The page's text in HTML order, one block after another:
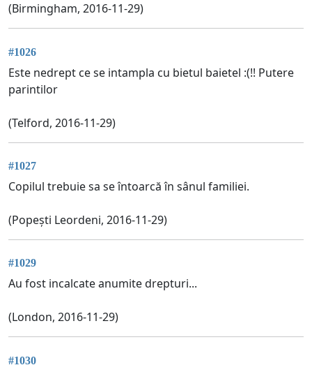
(Birmingham, 2016-11-29)
#1026
Este nedrept ce se intampla cu bietul baietel :(!! Putere
parintilor
(Telford, 2016-11-29)
#1027
Copilul trebuie sa se întoarcă în sânul familiei.
(Popești Leordeni, 2016-11-29)
#1029
Au fost incalcate anumite drepturi...
(London, 2016-11-29)
#1030